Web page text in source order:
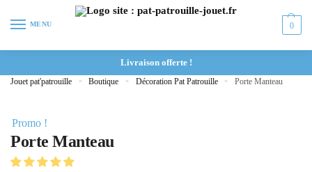
MENU 0
Livraison offerte !
Jouet pat'patrouille » Boutique » Décoration Pat Patrouille » Porte Manteau
Promo !
Porte Manteau